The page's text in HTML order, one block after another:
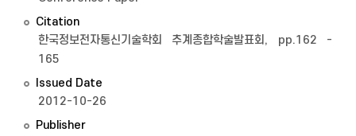
Citation
한국정보전자통신기술학회 추계종합학술발표회, pp.162 -
165
Issued Date
2012-10-26
Publisher